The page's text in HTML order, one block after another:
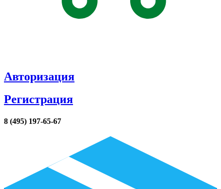
Авторизация
Регистрация
8 (495) 197-65-67